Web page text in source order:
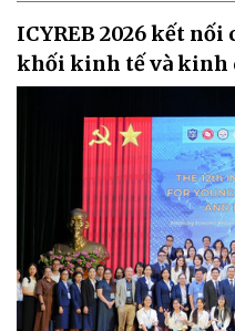
ICYREB 2026 kết
khối kinh tế và kinh